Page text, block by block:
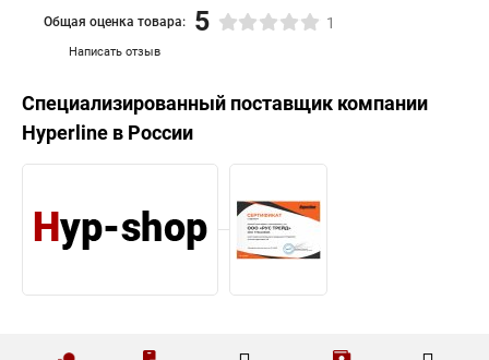
Написать отзыв
Общая оценка товара: 5 1
Специализированный поставщик компании
Hyperline в России